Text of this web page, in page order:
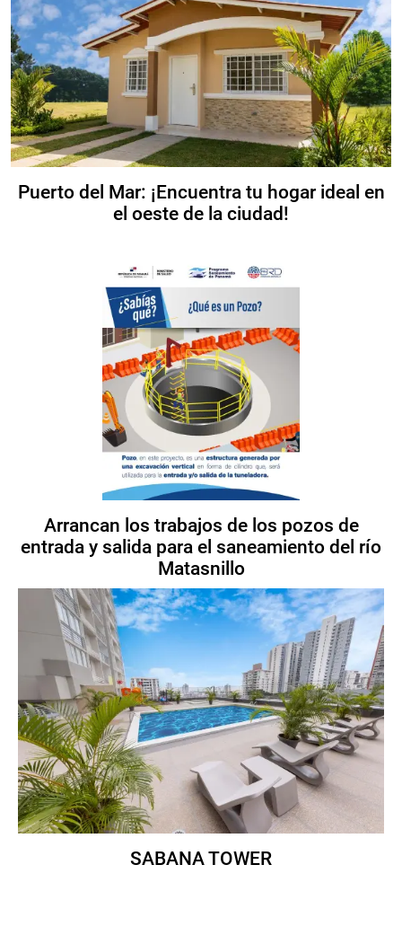
Puerto del Mar: ¡Encuentra tu hogar ideal en
el oeste de la ciudad!
Arrancan los trabajos de los pozos de
entrada y salida para el saneamiento del río
Matasnillo
SABANA TOWER